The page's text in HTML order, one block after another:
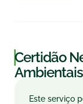
|Certidão
Ambientais
Este serviço